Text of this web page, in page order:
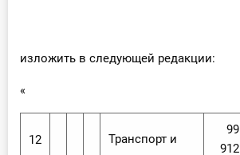
изложить в следующей редакции:
«
12
Транспорт и
99
912